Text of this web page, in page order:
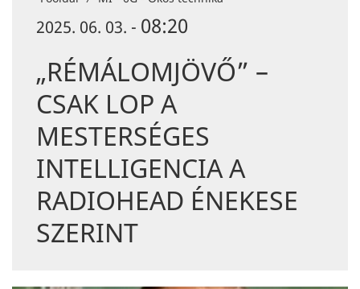
2025. 06. 03. - 08:20
„RÉMÁLOMJÖVŐ” –
CSAK LOP A
MESTERSÉGES
INTELLIGENCIA A
RADIOHEAD ÉNEKESE
SZERINT